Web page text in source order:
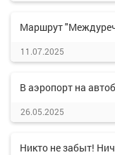
Маршрут
11.07.2025
В аэропорт на
26.05.2025
Никто не забыт!